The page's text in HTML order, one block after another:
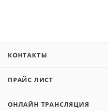
КОНТАКТЫ
ПРАЙС ЛИСТ
ОНЛАЙН ТРАНСЛЯЦИЯ